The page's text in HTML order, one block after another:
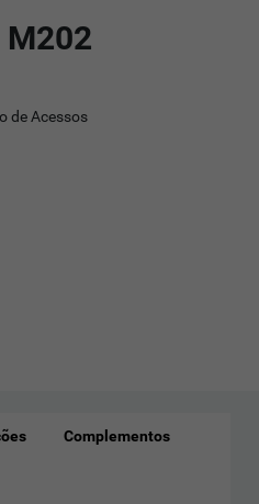
M202
de Acessos
Complementos